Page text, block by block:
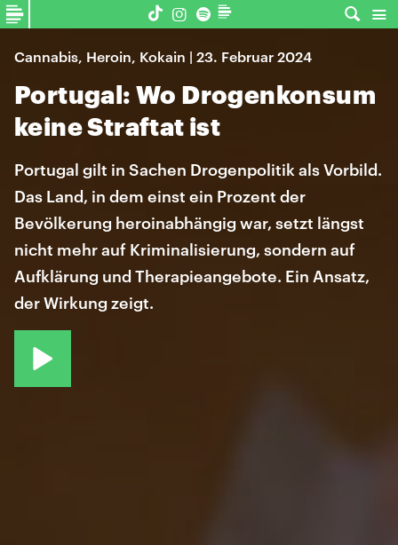
Cannabis, Heroin, Kokain | 23. Februar 2024
Portugal: Wo Drogenkonsum
keine Straftat ist
Portugal gilt in Sachen Drogenpolitik als Vorbild.
Das Land, in dem einst ein Prozent der
Bevölkerung heroinabhängig war, setzt längst
nicht mehr auf Kriminalisierung, sondern auf
Aufklärung und Therapieangebote. Ein Ansatz,
der Wirkung zeigt.